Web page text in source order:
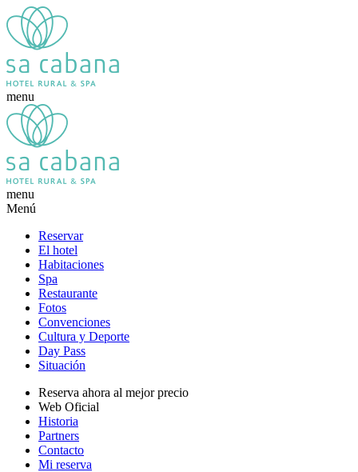
menu
menu
Menú
Reservar
El hotel
Habitaciones
Spa
Restaurante
Fotos
Convenciones
Cultura y Deporte
Day Pass
Situación
Reserva ahora al mejor precio
Web Oficial
Historia
Partners
Contacto
Mi reserva